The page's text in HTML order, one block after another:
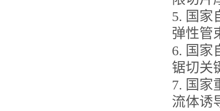
5. 国家
弹性管
6. 国家
锯切关
7. 国家
流体诱